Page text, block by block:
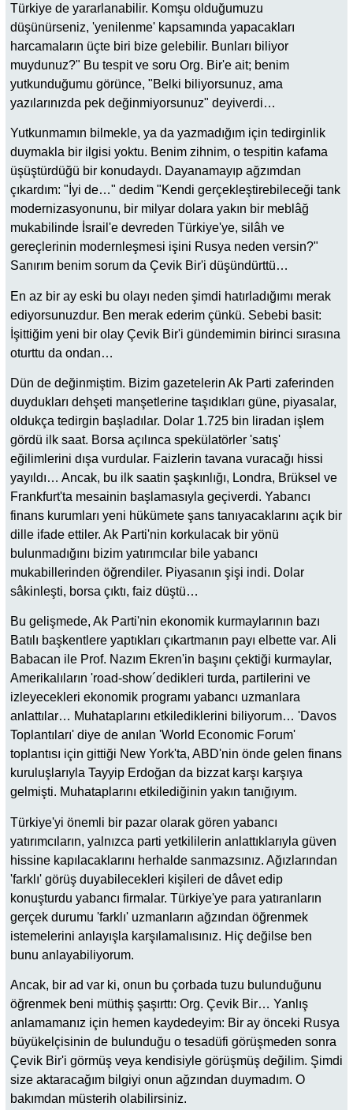
Türkiye de yararlanabilir. Komşu olduğumuzu
düşünürseniz, 'yenilenme' kapsamında yapacakları
harcamaların üçte biri bize gelebilir. Bunları biliyor
muydunuz?" Bu tespit ve soru Org. Bir'e ait; benim
yutkunduğumu görünce, "Belki biliyorsunuz, ama
yazılarınızda pek değinmiyorsunuz" deyiverdi…
Yutkunmamın bilmekle, ya da yazmadığım için tedirginlik
duymakla bir ilgisi yoktu. Benim zihnim, o tespitin kafama
üşüştürdüğü bir konudaydı. Dayanamayıp ağzımdan
çıkardım: "İyi de…" dedim "Kendi gerçekleştirebileceği tank
modernizasyonunu, bir milyar dolara yakın bir meblâğ
mukabilinde İsrail'e devreden Türkiye'ye, silâh ve
gereçlerinin modernleşmesi işini Rusya neden versin?"
Sanırım benim sorum da Çevik Bir'i düşündürttü…
En az bir ay eski bu olayı neden şimdi hatırladığımı merak
ediyorsunuzdur. Ben merak ederim çünkü. Sebebi basit:
İşittiğim yeni bir olay Çevik Bir'i gündemimin birinci sırasına
oturttu da ondan…
Dün de değinmiştim. Bizim gazetelerin Ak Parti zaferinden
duydukları dehşeti manşetlerine taşıdıkları güne, piyasalar,
oldukça tedirgin başladılar. Dolar 1.725 bin liradan işlem
gördü ilk saat. Borsa açılınca spekülatörler 'satış'
eğilimlerini dışa vurdular. Faizlerin tavana vuracağı hissi
yayıldı… Ancak, bu ilk saatin şaşkınlığı, Londra, Brüksel ve
Frankfurt'ta mesainin başlamasıyla geçiverdi. Yabancı
finans kurumları yeni hükümete şans tanıyacaklarını açık bir
dille ifade ettiler. Ak Parti'nin korkulacak bir yönü
bulunmadığını bizim yatırımcılar bile yabancı
mukabillerinden öğrendiler. Piyasanın şişi indi. Dolar
sâkinleşti, borsa çıktı, faiz düştü…
Bu gelişmede, Ak Parti'nin ekonomik kurmaylarının bazı
Batılı başkentlere yaptıkları çıkartmanın payı elbette var. Ali
Babacan ile Prof. Nazım Ekren'in başını çektiği kurmaylar,
Amerikalıların 'road-show´dedikleri turda, partilerini ve
izleyecekleri ekonomik programı yabancı uzmanlara
anlattılar… Muhataplarını etkilediklerini biliyorum… 'Davos
Toplantıları' diye de anılan 'World Economic Forum'
toplantısı için gittiği New York'ta, ABD'nin önde gelen finans
kuruluşlarıyla Tayyip Erdoğan da bizzat karşı karşıya
gelmişti. Muhataplarını etkilediğinin yakın tanığıyım.
Türkiye'yi önemli bir pazar olarak gören yabancı
yatırımcıların, yalnızca parti yetkililerin anlattıklarıyla güven
hissine kapılacaklarını herhalde sanmazsınız. Ağızlarından
'farklı' görüş duyabilecekleri kişileri de dâvet edip
konuşturdu yabancı firmalar. Türkiye'ye para yatıranların
gerçek durumu 'farklı' uzmanların ağzından öğrenmek
istemelerini anlayışla karşılamalısınız. Hiç değilse ben
bunu anlayabiliyorum.
Ancak, bir ad var ki, onun bu çorbada tuzu bulunduğunu
öğrenmek beni müthiş şaşırttı: Org. Çevik Bir… Yanlış
anlamamanız için hemen kaydedeyim: Bir ay önceki Rusya
büyükelçisinin de bulunduğu o tesadüfi görüşmeden sonra
Çevik Bir'i görmüş veya kendisiyle görüşmüş değilim. Şimdi
size aktaracağım bilgiyi onun ağzından duymadım. O
bakımdan müsterih olabilirsiniz.